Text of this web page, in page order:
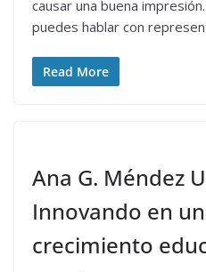
causar una buena
puedes hablar con
Read More
Ana G. Méndez
Innovando en
crecimiento